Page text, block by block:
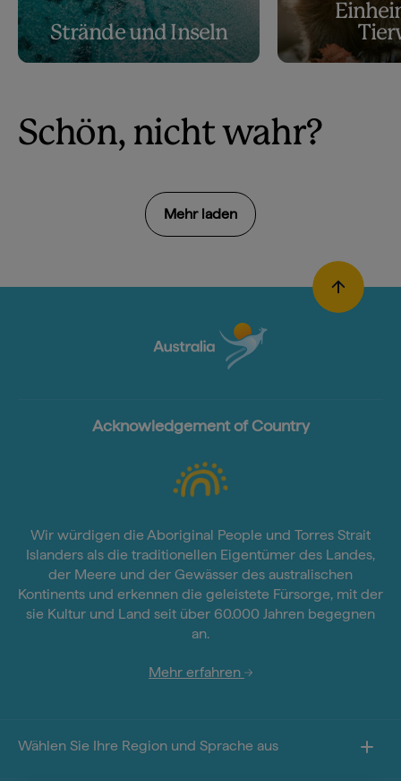
Strände und Inseln
Schön, nicht wahr?
Mehr laden
Acknowledgement of Country
Wir würdigen die Aboriginal People und Torres Strait
Islanders als die traditionellen Eigentümer des Landes,
der Meere und der Gewässer des australischen
Kontinents und erkennen die geleistete Fürsorge, mit der
sie Kultur und Land seit über 60.000 Jahren begegnen
an.
Mehr erfahren
Wählen Sie Ihre Region und Sprache aus